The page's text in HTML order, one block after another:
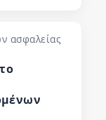
ασφαλείας